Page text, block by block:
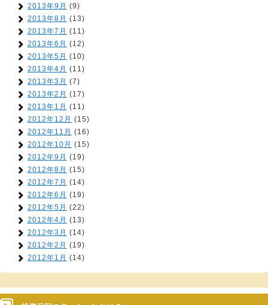
2013年9月 (9)
2013年8月 (13)
2013年7月 (11)
2013年6月 (12)
2013年5月 (10)
2013年4月 (11)
2013年3月 (7)
2013年2月 (17)
2013年1月 (11)
2012年12月 (15)
2012年11月 (16)
2012年10月 (15)
2012年9月 (19)
2012年8月 (15)
2012年7月 (14)
2012年6月 (19)
2012年5月 (22)
2012年4月 (13)
2012年3月 (14)
2012年2月 (19)
2012年1月 (14)